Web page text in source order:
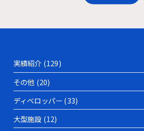
実績紹介 (129)
その他 (20)
ディベロッパー (33)
大型施設 (12)